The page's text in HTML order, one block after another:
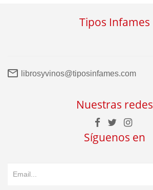
Tipos Infames
librosyvinos@tiposinfames.com
Nuestras redes
Síguenos en